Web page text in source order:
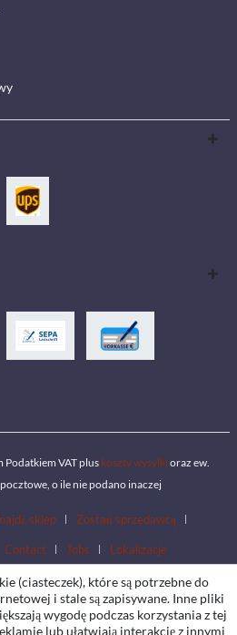
Podatkiem VAT plus koszty wysyłki oraz ew.
o ile nie podano inaczej
sklep Zostań sprzedawcą
Contact Jobs Lokalizacje
(ciasteczek), które są potrzebne do
i stale są zapisywane. Inne pliki
wygodę podczas korzystania z tej
lub ułatwiają interakcję z innymi